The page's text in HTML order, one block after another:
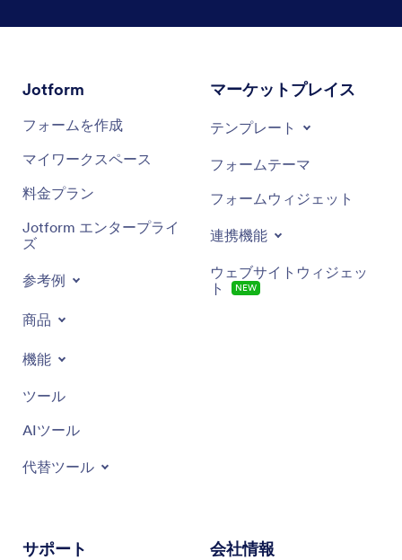
Jotform
フォームを作成
マイワークスペース
料金プラン
Jotform エンタープライ
ズ
参考例
商品
機能
ツール
AIツール
代替ツール
マーケットプレイス
テンプレート
フォームテーマ
フォームウィジェット
連携機能
ウェブサイトウィジェッ
ト
NEW
サポート 会社情報